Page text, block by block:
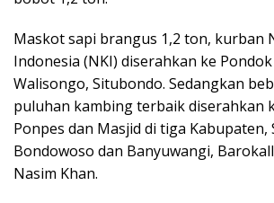
Maskot sapi brangus 1,2 ton, kurban
Indonesia (NKI) diserahkan ke
Walisongo, Situbondo. Sedangkan
puluhan kambing terbaik diserahkan
Ponpes dan Masjid di tiga Kabupaten,
Bondowoso dan Banyuwangi,
Nasim Khan.